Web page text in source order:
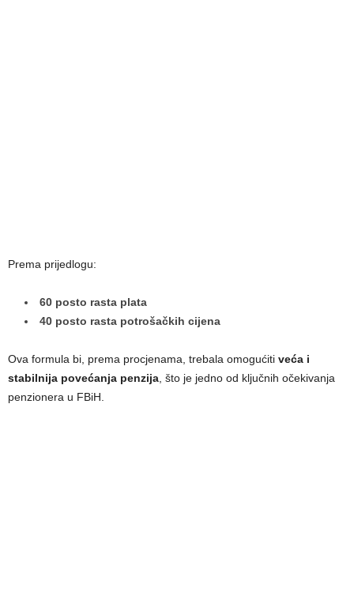
Prema prijedlogu:
60 posto rasta plata
40 posto rasta potrošačkih cijena
Ova formula bi, prema procjenama, trebala omogućiti veća i
stabilnija povećanja penzija , što je jedno od ključnih očekivanja
penzionera u FBiH.